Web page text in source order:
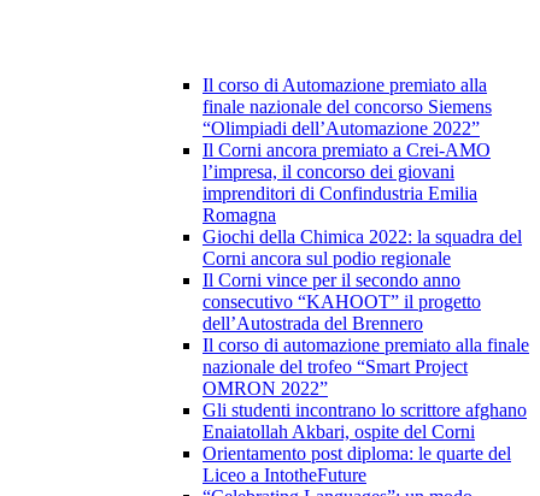
Il corso di Automazione premiato alla
finale nazionale del concorso Siemens
“Olimpiadi dell’Automazione 2022”
Il Corni ancora premiato a Crei-AMO
l’impresa, il concorso dei giovani
imprenditori di Confindustria Emilia
Romagna
Giochi della Chimica 2022: la squadra del
Corni ancora sul podio regionale
Il Corni vince per il secondo anno
consecutivo “KAHOOT” il progetto
dell’Autostrada del Brennero
Il corso di automazione premiato alla finale
nazionale del trofeo “Smart Project
OMRON 2022”
Gli studenti incontrano lo scrittore afghano
Enaiatollah Akbari, ospite del Corni
Orientamento post diploma: le quarte del
Liceo a IntotheFuture